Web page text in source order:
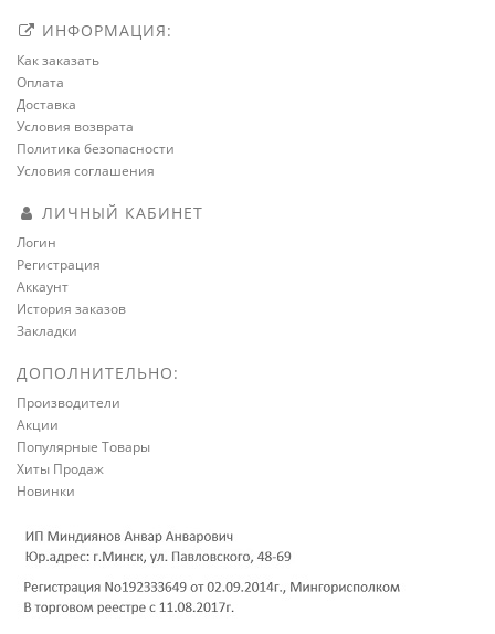
ИНФОРМАЦИЯ:
Как заказать
Оплата
Доставка
Условия возврата
Политика безопасности
Условия соглашения
ЛИЧНЫЙ КАБИНЕТ
Логин
Регистрация
Аккаунт
История заказов
Закладки
ДОПОЛНИТЕЛЬНО:
Производители
Акции
Популярные Товары
Хиты Продаж
Новинки